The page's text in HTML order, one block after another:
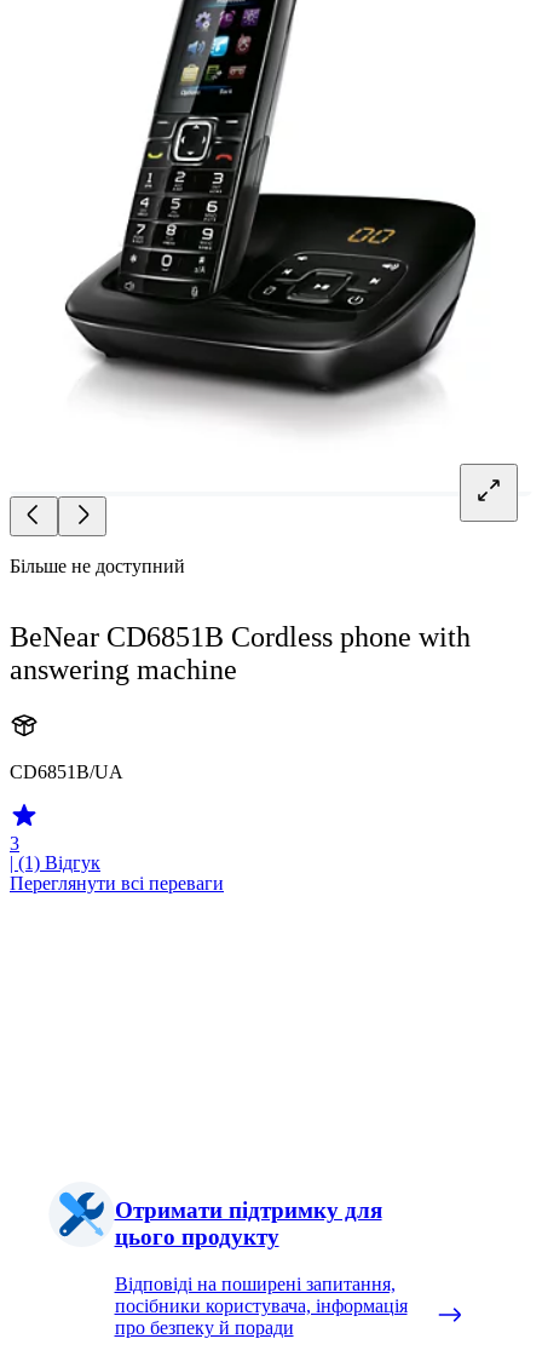
Більше не доступний
BeNear CD6851B Cordless phone with
answering machine
CD6851B/UA
3
| (1) Відгук
Переглянути всі переваги
Отримати підтримку для
цього продукту
Відповіді на поширені запитання,
посібники користувача, інформація
про безпеку й поради